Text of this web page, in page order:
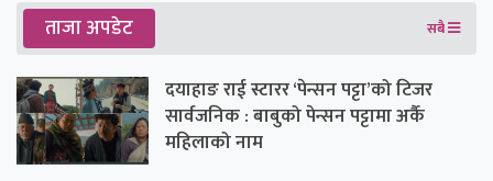
ताजा अपडेट सबै
दयाहाङ राई स्टारर ‘पेन्सन पट्टा’को टिजर
सार्वजनिक : बाबुको पेन्सन पट्टामा अर्कै
महिलाको नाम